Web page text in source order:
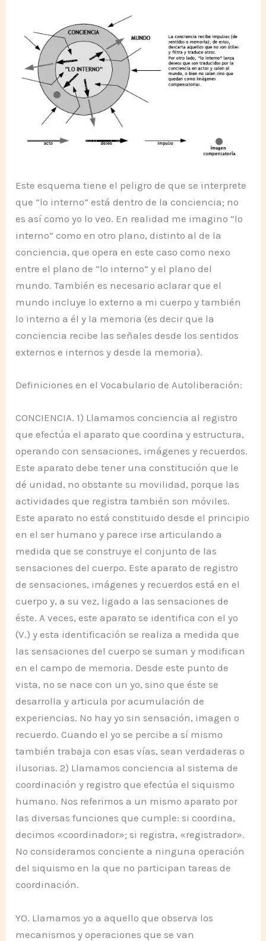
Este esquema tiene el peligro de que se interprete
que “lo interno” está dentro de la conciencia; no
es así como yo lo veo. En realidad me imagino “lo
interno” como en otro plano, distinto al de la
conciencia, que opera en este caso como nexo
entre el plano de “lo interno” y el plano del
mundo. También es necesario aclarar que el
mundo incluye lo externo a mi cuerpo y también
lo interno a él y la memoria (es decir que la
conciencia recibe las señales desde los sentidos
externos e internos y desde la memoria).
Definiciones en el Vocabulario de Autoliberación:
CONCIENCIA. 1) Llamamos conciencia al registro
que efectúa el aparato que coordina y estructura,
operando con sensaciones, imágenes y recuerdos.
Este aparato debe tener una constitución que le
dé unidad, no obstante su movilidad, porque las
actividades que registra también son móviles.
Este aparato no está constituido desde el principio
en el ser humano y parece irse articulando a
medida que se construye el conjunto de las
sensaciones del cuerpo. Este aparato de registro
de sensaciones, imágenes y recuerdos está en el
cuerpo y, a su vez, ligado a las sensaciones de
éste. A veces, este aparato se identifica con el yo
(V.) y esta identificación se realiza a medida que
las sensaciones del cuerpo se suman y modifican
en el campo de memoria. Desde este punto de
vista, no se nace con un yo, sino que éste se
desarrolla y articula por acumulación de
experiencias. No hay yo sin sensación, imagen o
recuerdo. Cuando el yo se percibe a sí mismo
también trabaja con esas vías, sean verdaderas o
ilusorias. 2) Llamamos conciencia al sistema de
coordinación y registro que efectúa el siquismo
humano. Nos referimos a un mismo aparato por
las diversas funciones que cumple: si coordina,
decimos «coordinador»; si registra, «registrador».
No consideramos conciente a ninguna operación
del siquismo en la que no participan tareas de
coordinación.
YO. Llamamos yo a aquello que observa los
mecanismos y operaciones que se van